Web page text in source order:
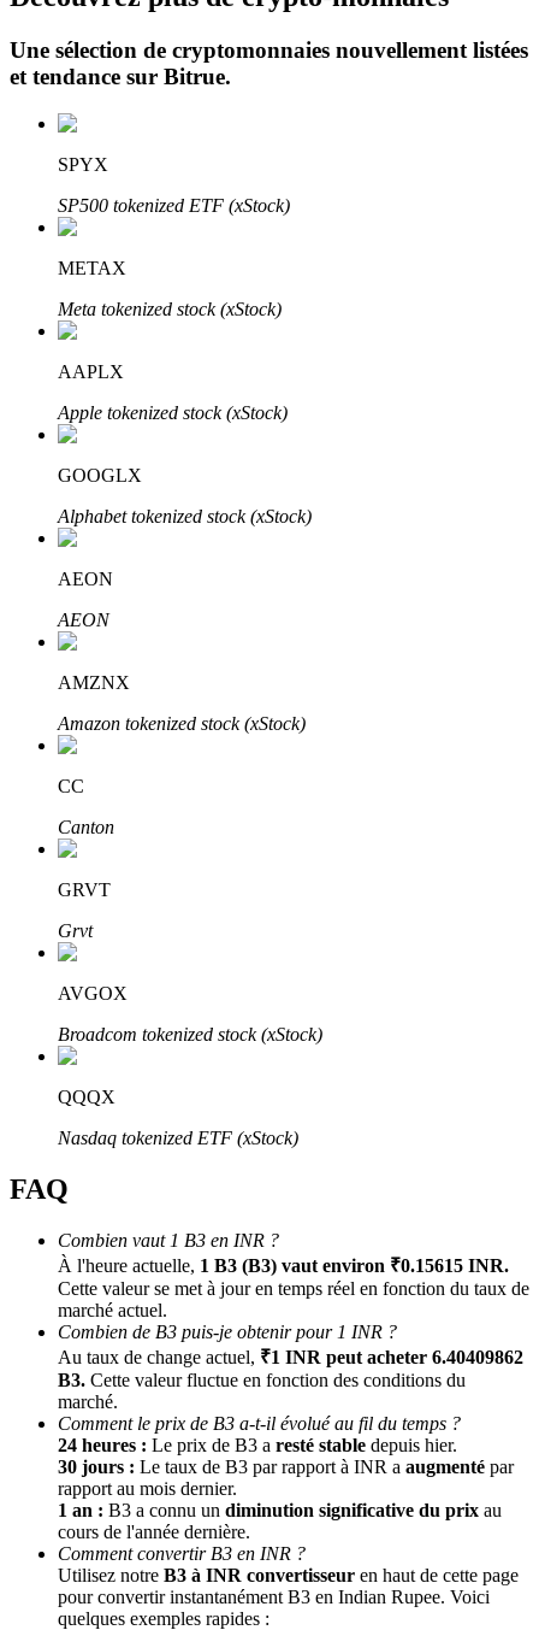
Investissement automobile
Obtenez des bénéfices à long terme et des intérêts flexibles
Apprenez le Staking
Découvrez comment gagner un revenu passif
Jusqu'à 65 % de commissions !
Parrainage
Invitez un ami pour recevoir des récompenses en espèces
BTC Welcome Rewards
Une sélection de cryptomonnaies nouvellement listées
et tendance sur Bitrue.
SPYX
SP500 tokenized ETF (xStock)
METAX
Meta tokenized stock (xStock)
AAPLX
Apple tokenized stock (xStock)
GOOGLX
Alphabet tokenized stock (xStock)
AEON
AEON
AMZNX
Amazon tokenized stock (xStock)
CC
Canton
GRVT
Grvt
AVGOX
Broadcom tokenized stock (xStock)
QQQX
Nasdaq tokenized ETF (xStock)
FAQ
Combien vaut 1 B3 en INR ?
À l'heure actuelle, 1 B3 (B3) vaut environ ₹0.15615 INR.
Cette valeur se met à jour en temps réel en fonction du taux de
marché actuel.
Combien de B3 puis-je obtenir pour 1 INR ?
Au taux de change actuel, ₹1 INR peut acheter 6.40409862
B3. Cette valeur fluctue en fonction des conditions du
marché.
Comment le prix de B3 a-t-il évolué au fil du temps ?
24 heures : Le prix de B3 a resté stable depuis hier.
30 jours : Le taux de B3 par rapport à INR a augmenté par
rapport au mois dernier.
1 an : B3 a connu un diminution significative du prix au
cours de l'année dernière.
Comment convertir B3 en INR ?
Utilisez notre B3 à INR convertisseur en haut de cette page
pour convertir instantanément B3 en Indian Rupee. Voici
quelques exemples rapides :